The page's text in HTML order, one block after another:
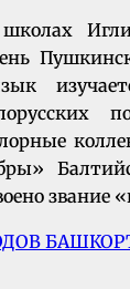
звание